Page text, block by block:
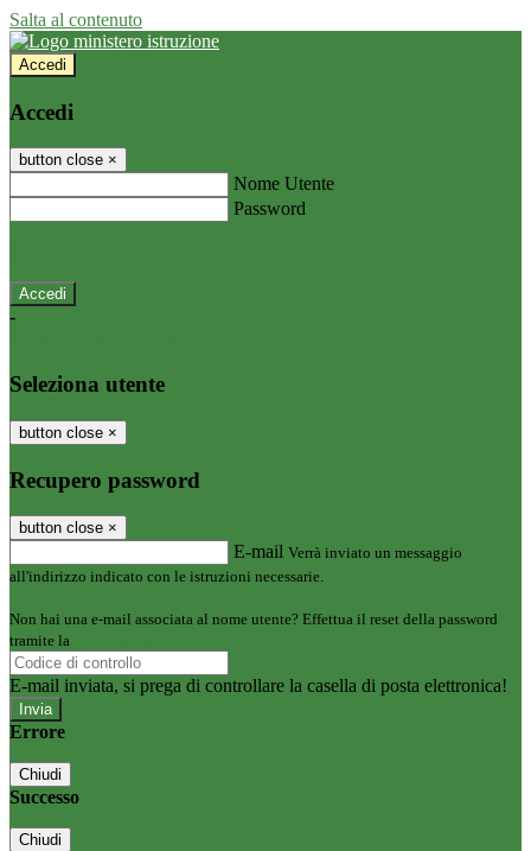
Salta al contenuto
Accedi
Accedi
button close ×
Nome Utente
Password
-
Seleziona utente
button close ×
Recupero password
button close ×
E-mail Verrà inviato un messaggio
all'indirizzo indicato con le istruzioni necessarie.
Non hai una e-mail associata al nome utente? Effettua il reset della password
tramite la
E-mail inviata, si prega di controllare la casella di posta elettronica!
Errore
Chiudi
Successo
Chiudi